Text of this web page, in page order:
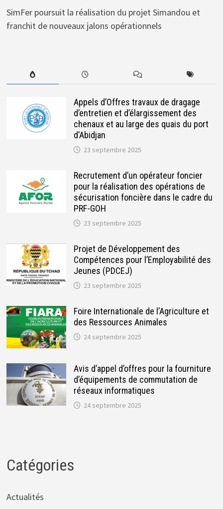
SimFer poursuit la réalisation du projet Simandou et
franchit de nouveaux jalons opérationnels
Appels d’Offres travaux de dragage
d’entretien et d’élargissement des
chenaux et au large des quais du port
d’Abidjan
23 septembre 2025
Recrutement d’un opérateur foncier
pour la réalisation des opérations de
sécurisation foncière dans le cadre du
PRF-GOH
23 septembre 2025
Projet de Développement des
Compétences pour l’Employabilité des
Jeunes (PDCEJ)
23 septembre 2025
Foire Internationale de l’Agriculture et
des Ressources Animales
24 septembre 2025
Avis d’appel d’offres pour la fourniture
d’équipements de commutation de
réseaux informatiques
24 septembre 2025
Catégories
Actualités